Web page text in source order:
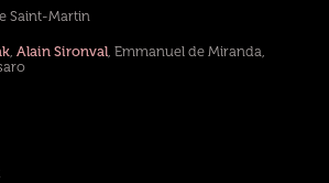
Saint-Martin
, Alain Sironval, Emmanuel de Miranda,